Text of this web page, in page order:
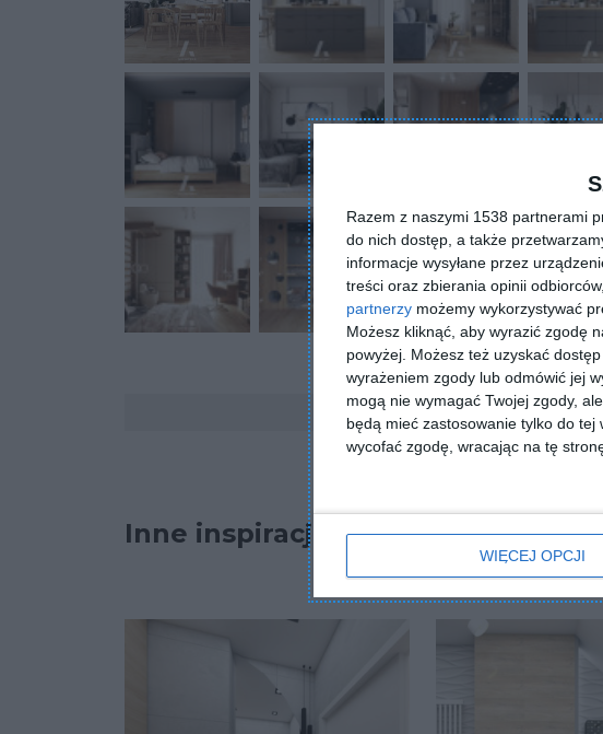
Razem z naszymi 1538 partnerami
do nich dostęp, a także
informacje wysyłane przez
treści oraz zbierania opinii
partnerzy możemy wykorzystywać
Możesz kliknąć, aby wyrazić zgodę
powyżej. Możesz też uzyskać
wyrażeniem zgody lub odmówić jej
mogą nie wymagać Twojej zgody,
będą mieć zastosowanie tylko do
wycofać zgodę, wracając na tę
WIĘCEJ OPCJI
Inne inspiracje